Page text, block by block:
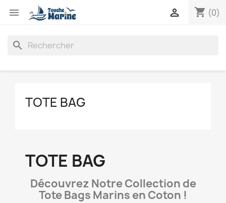
 shopping_cart (0)

search
TOTE BAG
TOTE BAG
Découvrez Notre Collection de
Tote Bags Marins en Coton !